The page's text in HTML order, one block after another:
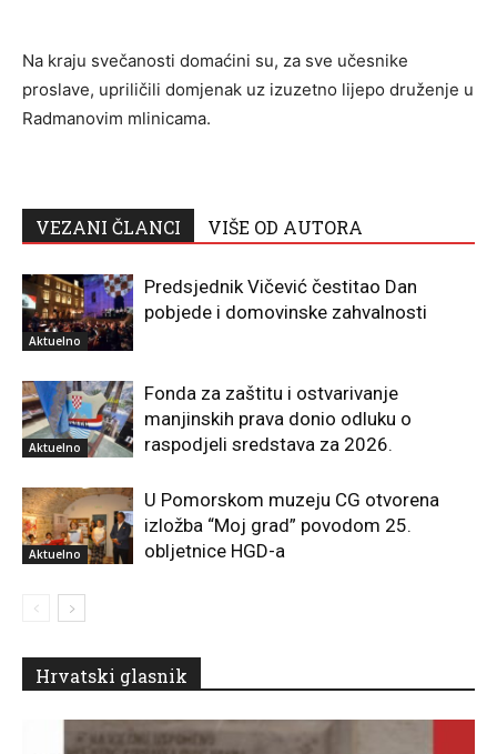
Na kraju svečanosti domaćini su, za sve učesnike
proslave, upriličili domjenak uz izuzetno lijepo druženje u
Radmanovim mlinicama.
VEZANI ČLANCI VIŠE OD AUTORA
Aktuelno
Predsjednik Vičević čestitao Dan
pobjede i domovinske zahvalnosti
Aktuelno
Fonda za zaštitu i ostvarivanje
manjinskih prava donio odluku o
raspodjeli sredstava za 2026.
Aktuelno
U Pomorskom muzeju CG otvorena
izložba “Moj grad” povodom 25.
obljetnice HGD-a
Hrvatski glasnik